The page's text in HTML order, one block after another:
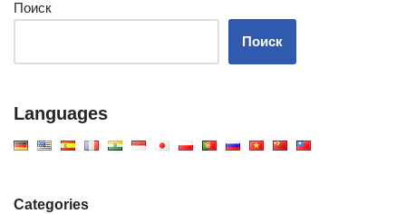
Поиск
Поиск
Languages
Categories